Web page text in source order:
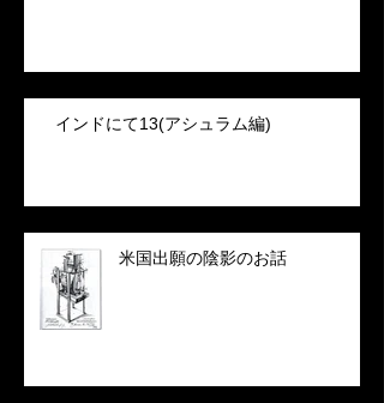
インドにて13(アシュラム編)
米国出願の陰影のお話